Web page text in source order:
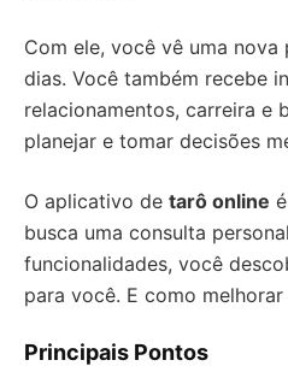
Com ele, você vê uma
dias. Você também recebe
relacionamentos, carreira e
planejar e tomar decisões
O aplicativo de tarô online
busca uma consulta
funcionalidades, você
para você. E como melhorar
Principais Pontos